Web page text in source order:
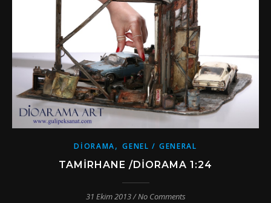
DIORAMA,GENEL / GENERAL
TAMIRHANE /DIORAMA 1:24
31 Ekim 2013/No Comments